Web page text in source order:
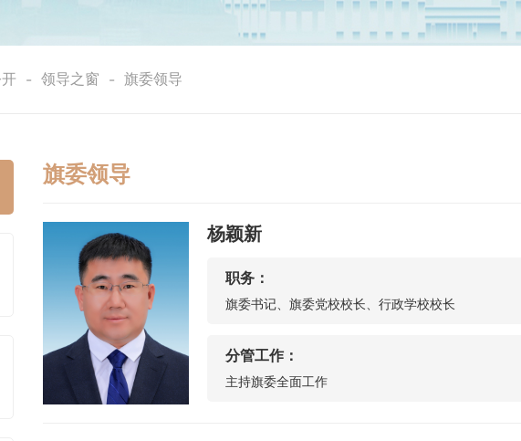
- 领导之窗 - 旗委领导
旗委领导
杨颖新
职务：
旗委书记、旗委党校校长、行政学校校长
分管工作：
主持旗委全面工作